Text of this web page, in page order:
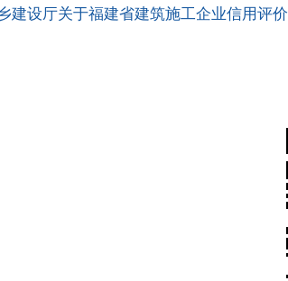
建设厅关于福建省建筑施工企业信用评